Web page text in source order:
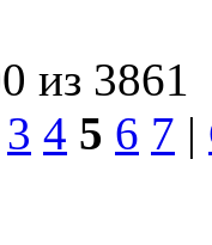
из 3861
3 4 5 6 7 |